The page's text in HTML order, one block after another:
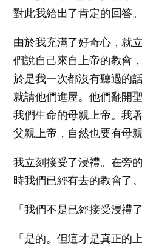
對此我給出了肯定的回答。
由於我充滿了好奇心，就
們說自己來自上帝的教會
於是我一次都沒有聽過的
就請他們進屋。他們翻開
我們生命的母親上帝。我
父親上帝，自然也要有母親
我立刻接受了浸禮。在旁
時我們已經有去的教會了。
「我們不是已經接受浸禮
「是的。但這才是真正的